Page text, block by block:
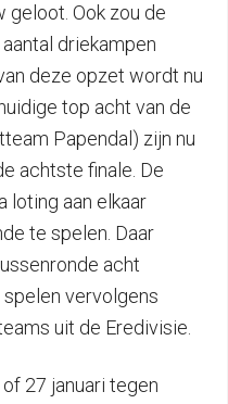
geloot. Ook zou de
driekampen
deze opzet wordt nu
top acht van de
Papendal) zijn nu
achtste finale. De
loting aan elkaar
te spelen. Daar
acht
vervolgens
uit de Eredivisie.
27 januari tegen